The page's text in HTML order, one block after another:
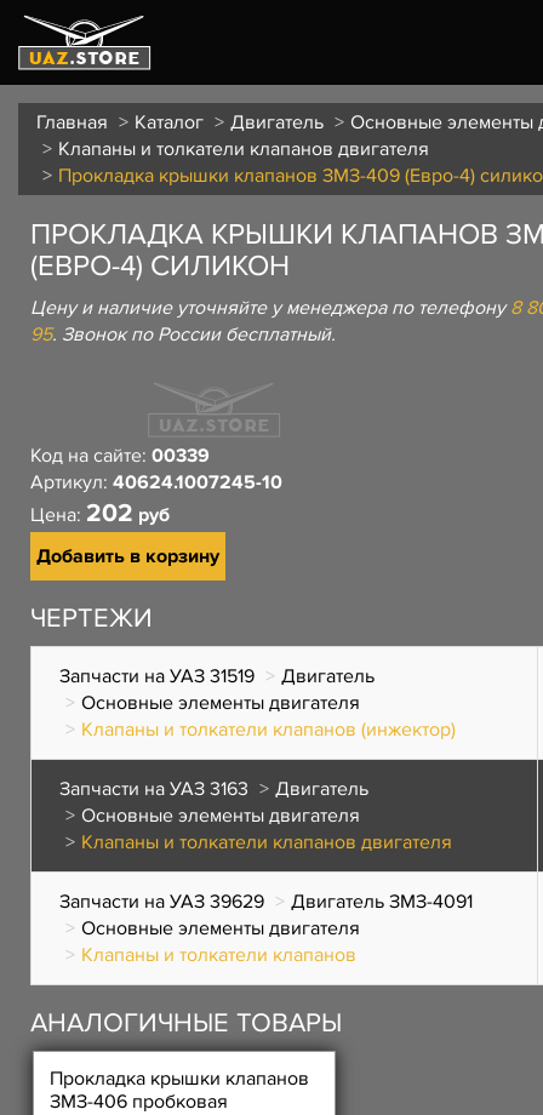
Главная Каталог Двигатель
Основные элементы
Клапаны и толкатели клапанов двигателя
Прокладка крышки клапанов ЗМЗ-409 (Евро-4)
ПРОКЛАДКА КРЫШКИ КЛАПАНОВ
(ЕВРО-4) СИЛИКОН
Цену и наличие уточняйте у менеджера по телефону8
95. Звонок по России бесплатный.
Код на сайте: 00339
Артикул: 40624.1007245-10
Цена: 202 руб
Добавить в корзину
ЧЕРТЕЖИ
Запчасти на УАЗ 31519
Двигатель
Основные элементы двигателя
Клапаны и толкатели клапанов (инжектор)
Запчасти на УАЗ 3163
Двигатель
Основные элементы двигателя
Клапаны и толкатели клапанов двигателя
Запчасти на УАЗ 39629
Двигатель ЗМЗ-4091
Основные элементы двигателя
Клапаны и толкатели клапанов
АНАЛОГИЧНЫЕ ТОВАРЫ
Прокладка крышки клапанов
ЗМЗ-406 пробковая